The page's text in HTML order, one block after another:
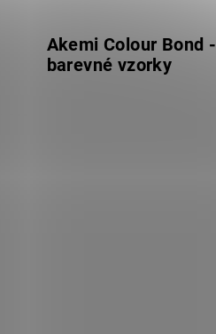
Akemi Colour Bond -
barevné vzorky